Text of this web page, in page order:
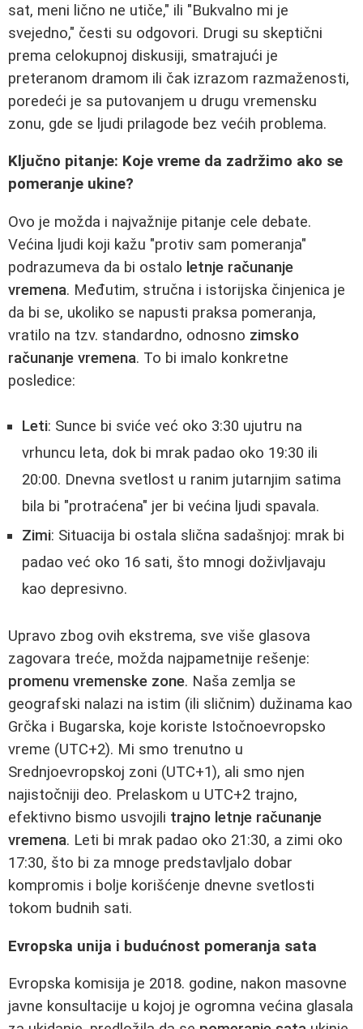
sat, meni lično ne utiče," ili "Bukvalno mi je
svejedno," česti su odgovori. Drugi su skeptični
prema celokupnoj diskusiji, smatrajući je
preteranom dramom ili čak izrazom razmaženosti,
poredeći je sa putovanjem u drugu vremensku
zonu, gde se ljudi prilagode bez većih problema.
Ključno pitanje: Koje vreme da zadržimo ako se
pomeranje ukine?
Ovo je možda i najvažnije pitanje cele debate.
Većina ljudi koji kažu "protiv sam pomeranja"
podrazumeva da bi ostalo letnje računanje
vremena. Međutim, stručna i istorijska činjenica je
da bi se, ukoliko se napusti praksa pomeranja,
vratilo na tzv. standardno, odnosno zimsko
računanje vremena. To bi imalo konkretne
posledice:
Leti: Sunce bi sviće već oko 3:30 ujutru na
vrhuncu leta, dok bi mrak padao oko 19:30 ili
20:00. Dnevna svetlost u ranim jutarnjim satima
bila bi "protraćena" jer bi većina ljudi spavala.
Zimi: Situacija bi ostala slična sadašnjoj: mrak bi
padao već oko 16 sati, što mnogi doživljavaju
kao depresivno.
Upravo zbog ovih ekstrema, sve više glasova
zagovara treće, možda najpametnije rešenje:
promenu vremenske zone. Naša zemlja se
geografski nalazi na istim (ili sličnim) dužinama kao
Grčka i Bugarska, koje koriste Istočnoevropsko
vreme (UTC+2). Mi smo trenutno u
Srednjoevropskoj zoni (UTC+1), ali smo njen
najistočniji deo. Prelaskom u UTC+2 trajno,
efektivno bismo usvojili trajno letnje računanje
vremena. Leti bi mrak padao oko 21:30, a zimi oko
17:30, što bi za mnoge predstavljalo dobar
kompromis i bolje korišćenje dnevne svetlosti
tokom budnih sati.
Evropska unija i budućnost pomeranja sata
Evropska komisija je 2018. godine, nakon masovne
javne konsultacije u kojoj je ogromna većina glasala